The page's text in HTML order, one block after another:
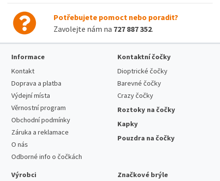
Potřebujete pomoct nebo poradit?
Zavolejte nám na 727 887 352.
Informace
Kontakt
Doprava a platba
Výdejní místa
Věrnostní program
Obchodní podmínky
Záruka a reklamace
O nás
Odborné info o čočkách
Kontaktní čočky
Dioptrické čočky
Barevné čočky
Crazy čočky
Roztoky na čočky
Kapky
Pouzdra na čočky
Výrobci
Značkové brýle